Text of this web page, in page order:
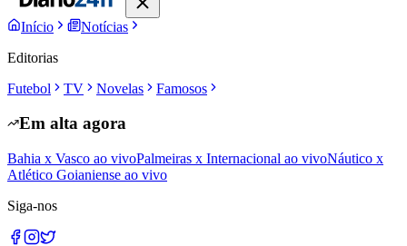
Início
Notícias
Editorias
Futebol
TV Novelas Famosos
Em alta agora
Bahia x Vasco ao vivoPalmeiras x Internacional ao vivoNáutico x
Atlético Goianiense ao vivo
Siga-nos